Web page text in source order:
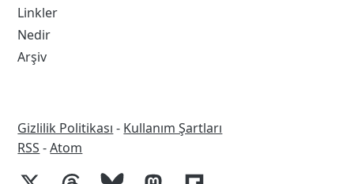
Linkler
Nedir
Arşiv
Gizlilik Politikası - Kullanım Şartları
RSS
RSS -Atom